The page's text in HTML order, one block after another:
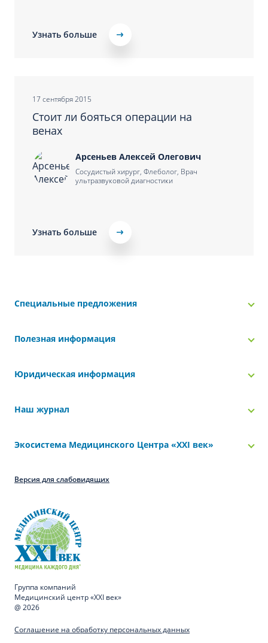
Узнать больше
17 сентября 2015
Стоит ли бояться операции на
венах
Арсеньев Алексей Олегович
Сосудистый хирург, Флеболог, Врач
ультразвуковой диагностики
Узнать больше
Специальные предложения
Полезная информация
Юридическая информация
Наш журнал
Экосистема Медицинского Центра «‎XXI век»
Версия для слабовидящих
Группа компаний
Медицинский центр «XXI век»
@ 2026
Соглашение на обработку персональных данных